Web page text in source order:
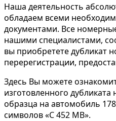
Наша деятельность
обладаем всеми
документами. Все
нашими специалистами,
вы приобретете дубликат
перерегистрации,
Здесь Вы можете
изготовленного
образца на автомобиль
символов «С 452 МВ».